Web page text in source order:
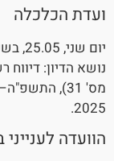
ועדת הכלכלה
יום שני, 25.05, בשעה 12:00
2025.
הוועדה